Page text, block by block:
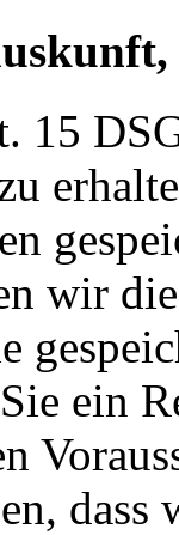
15
wir
ein
dass